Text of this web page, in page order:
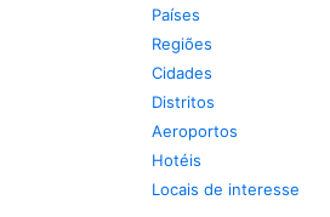
Países
Regiões
Cidades
Distritos
Aeroportos
Hotéis
Locais de interesse